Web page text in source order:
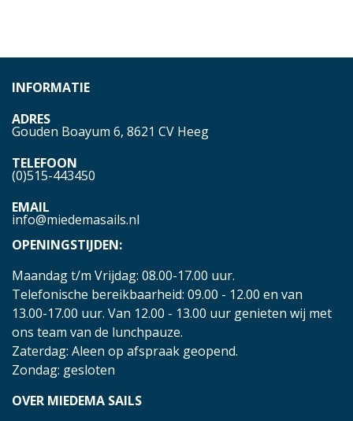
INFORMATIE
ADRES
Gouden Boayum 6, 8621 CV Heeg
TELEFOON
(0)515-443450
EMAIL
info@miedemasails.nl
OPENINGSTIJDEN:
Maandag t/m Vrijdag: 08.00-17.00 uur.
Telefonische bereikbaarheid: 09.00 - 12.00 en van
13.00-17.00 uur. Van 12.00 - 13.00 uur genieten wij met
ons team van de lunchpauze.
Zaterdag: Aleen op afspraak geopend.
Zondag: gesloten
OVER MIEDEMA SAILS